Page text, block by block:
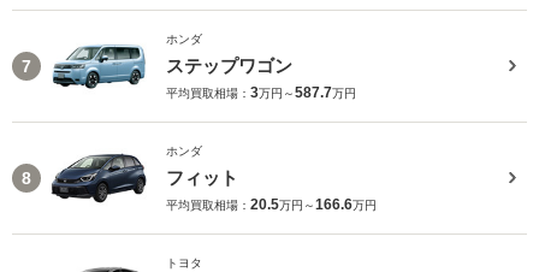
7
ホンダ
ステップワゴン
平均買取相場： 3万円～587.7万円
8
ホンダ
フィット
平均買取相場： 20.5万円～166.6万円
トヨタ